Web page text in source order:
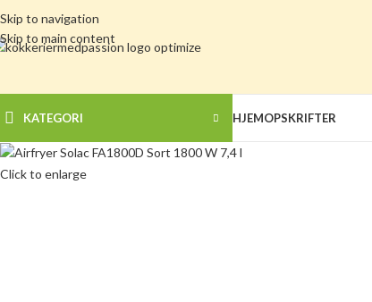
Skip to navigation
Skip to main content
KATEGORI HJEMOPSKRIFTER
Click to enlarge